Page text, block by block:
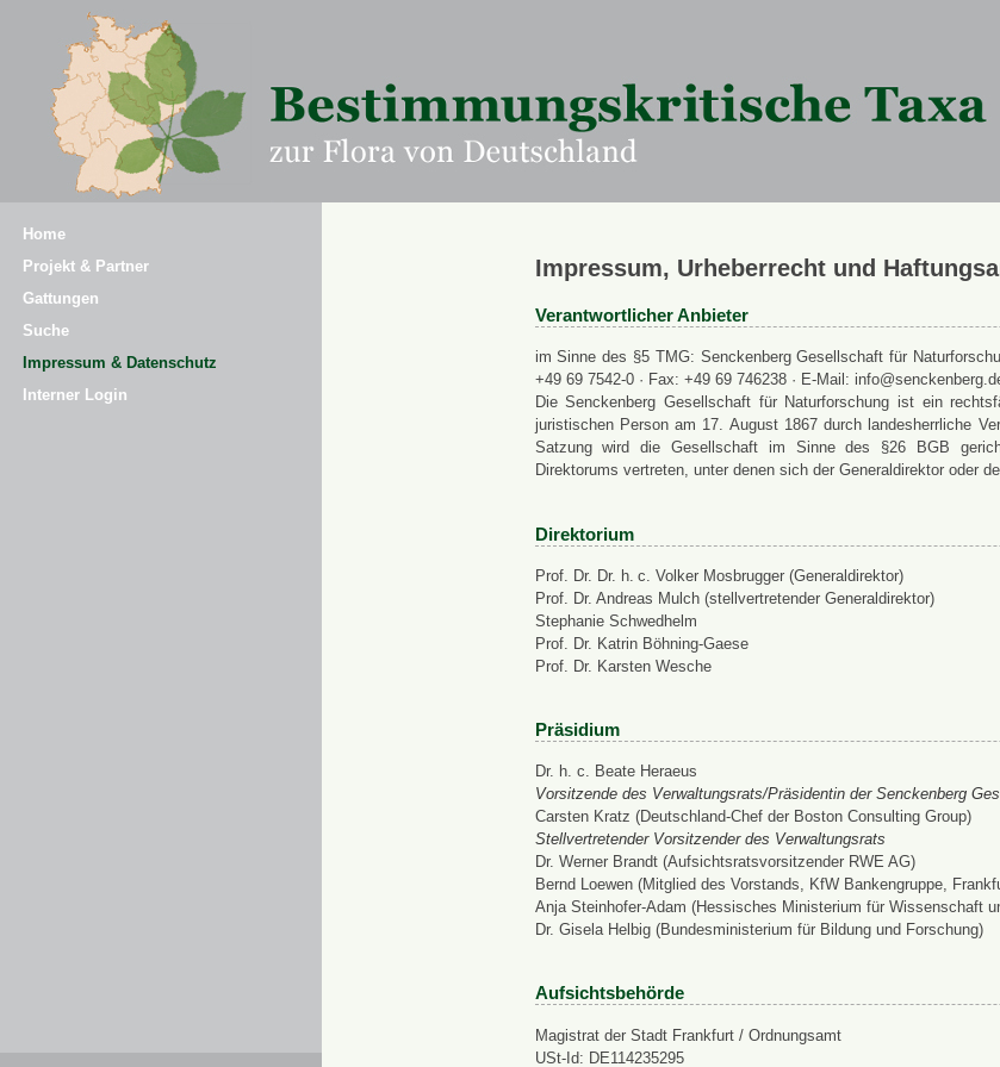
Home
Projekt & Partner
Gattungen
Suche
Impressum & Datenschutz
Interner Login
Impressum, Urheberrecht und
Verantwortlicher Anbieter
im Sinne des §5 TMG: Senckenberg Gesellschaft für
+49 69 7542-0 · Fax: +49 69 746238 · E-Mail:
Die Senckenberg Gesellschaft für Naturforschung ist ein
juristischen Person am 17. August 1867 durch landesherrliche
Satzung wird die Gesellschaft im Sinne des §26 BGB
Direktorums vertreten, unter denen sich der Generaldirektor oder
Direktorium
Prof. Dr. Dr. h. c. Volker Mosbrugger (Generaldirektor)
Prof. Dr. Andreas Mulch (stellvertretender Generaldirektor)
Stephanie Schwedhelm
Prof. Dr. Katrin Böhning-Gaese
Prof. Dr. Karsten Wesche
Präsidium
Dr. h. c. Beate Heraeus
Vorsitzende des Verwaltungsrats/Präsidentin der Senckenberg
Carsten Kratz (Deutschland-Chef der Boston Consulting Group)
Stellvertretender Vorsitzender des Verwaltungsrats
Dr. Werner Brandt (Aufsichtsratsvorsitzender RWE AG)
Bernd Loewen (Mitglied des Vorstands, KfW Bankengruppe,
Anja Steinhofer-Adam (Hessisches Ministerium für Wissenschaft
Dr. Gisela Helbig (Bundesministerium für Bildung und Forschung)
Aufsichtsbehörde
Magistrat der Stadt Frankfurt / Ordnungsamt
USt-Id: DE114235295